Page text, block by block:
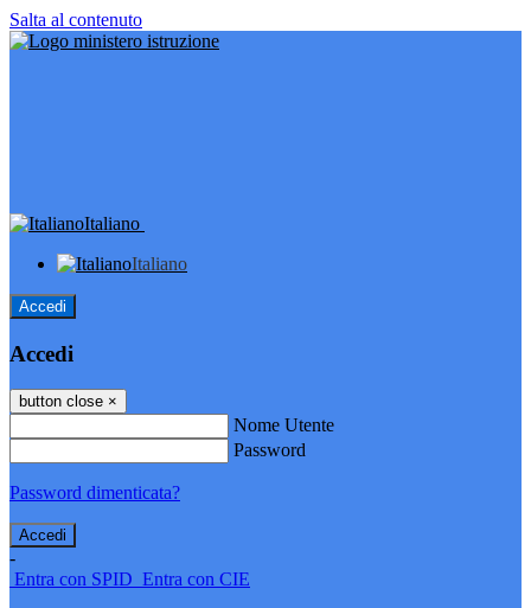
Salta al contenuto
Italiano
Italiano
Accedi
Accedi
button close ×
Nome Utente
Password
Password dimenticata?
-
Entra con SPID Entra con CIE